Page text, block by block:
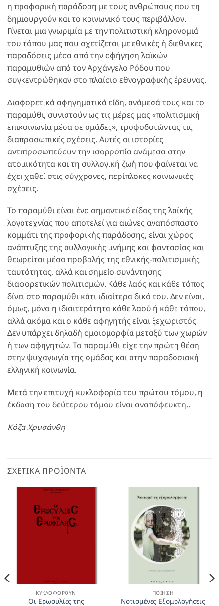
η προφορική παράδοση με τους ανθρώπους που τη
δημιουργούν και το κοινωνικό τους περιβάλλον.
Γίνεται μια γνωριμία με την πολιτιστική κληρονομιά
του τόπου μας που σχετίζεται με εθνικές ή διεθνικές
παραδόσεις μέσα από την αφήγηση λαϊκών
παραμυθιών από τον Αρχάγγελο Ρόδου που
συγκεντρώθηκαν στο πλαίσιο εθνογραφικής έρευνας.
Διαφορετικά αφηγηματικά είδη, ανάμεσά τους και το
παραμύθι, συνιστούν ως τις μέρες μας «πολιτισμική
επικοινωνία μέσα σε ομάδες», τροφοδοτώντας τις
διαπροσωπικές σχέσεις. Αυτές οι ιστορίες
αντιπροσωπεύουν την ισορροπία ανάμεσα στην
ατομικότητα και τη συλλογική ζωή που φαίνεται να
έχει χαθεί στις σύγχρονες, περίπλοκες κοινωνικές
σχέσεις.
Το παραμύθι είναι ένα σημαντικό είδος της λαϊκής
λογοτεχνίας που αποτελεί για αιώνες αναπόσπαστο
κομμάτι της προφορικής παράδοσης, είναι χώρος
ανάπτυξης της συλλογικής μνήμης και φαντασίας και
θεωρείται μέσο προβολής της εθνικής-πολιτισμικής
ταυτότητας, αλλά και σημείο συνάντησης
διαφορετικών πολιτισμών. Κάθε λαός και κάθε τόπος
δίνει στο παραμύθι κάτι ιδιαίτερα δικό του. Δεν είναι,
όμως, μόνο η ιδιαιτερότητα κάθε λαού ή κάθε τόπου,
αλλά ακόμα και ο κάθε αφηγητής είναι ξεχωριστός.
Δεν υπάρχει δηλαδή ομοιομορφία μεταξύ των χωρών
ή των αφηγητών. Το παραμύθι είχε την πρώτη θέση
στην ψυχαγωγία της ομάδας και στην παραδοσιακή
ελληνική κοινωνία.
Μετά την επιτυχή κυκλοφορία του πρώτου τόμου, η
έκδοση του δεύτερου τόμου είναι αναπόφευκτη..
Κόζα Χρυσάνθη
ΣΧΕΤΙΚΆ ΠΡΟΪΌΝΤΑ
ΚΥΚΛΟΦΟΡΟΎΝ
Οι Ερωσυλίες της
ΠΟΊΗΣΗ
Νοτισμένες Εξομολογήσεις